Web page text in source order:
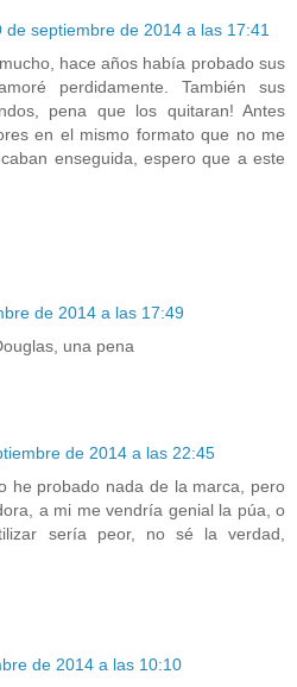
de septiembre de 2014 a las 17:41
hace años había probado sus
perdidamente. También sus
pena que los quitaran! Antes
en el mismo formato que no me
enseguida, espero que a este
de 2014 a las 17:49
una pena
de 2014 a las 22:45
he probado nada de la marca, pero
a mi me vendría genial la púa, o
sería peor, no sé la verdad,
de 2014 a las 10:10